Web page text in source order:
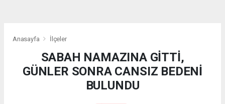
Anasayfa İlçeler
SABAH NAMAZINA GİTTİ,
GÜNLER SONRA CANSIZ BEDENİ
BULUNDU